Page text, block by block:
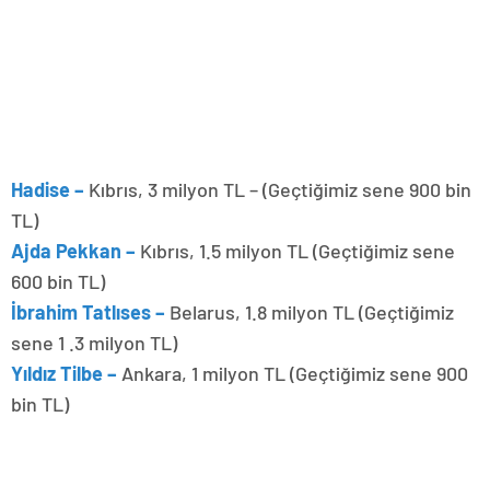
Hadise – Kıbrıs, 3 milyon TL – (Geçtiğimiz sene 900 bin
TL)
Ajda Pekkan – Kıbrıs, 1.5 milyon TL (Geçtiğimiz sene
600 bin TL)
İbrahim Tatlıses – Belarus, 1.8 milyon TL (Geçtiğimiz
sene 1 .3 milyon TL)
Yıldız Tilbe – Ankara, 1 milyon TL (Geçtiğimiz sene 900
bin TL)